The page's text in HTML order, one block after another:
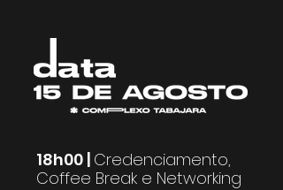
18h00 | Credenciamento,
Coffee Break e Networking